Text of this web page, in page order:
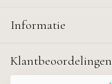
Informatie
Klantbeoordelingen